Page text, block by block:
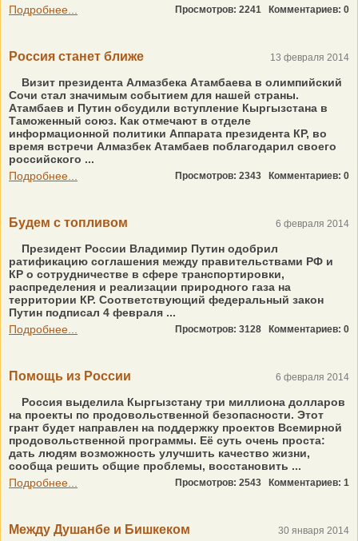
Подробнее...
Просмотров: 2241 Комментариев: 0
Россия станет ближе 13 февраля 2014
Визит президента Алмазбека Атамбаева в олимпийский
Сочи стал значимым событием для нашей страны.
Атамбаев и Путин обсудили вступление Кыргызстана в
Таможенный союз. Как отмечают в отделе
информационной политики Аппарата президента КР, во
время встречи Алмазбек Атамбаев поблагодарил своего
российского ...
Подробнее...
Просмотров: 2343 Комментариев: 0
Будем с топливом 6 февраля 2014
Президент России Владимир Путин одобрил
ратификацию соглашения между правительствами РФ и
КР о сотрудничестве в сфере транспортировки,
распределения и реализации природного газа на
территории КР. Соответствующий федеральный закон
Путин подписал 4 февраля ...
Подробнее...
Просмотров: 3128 Комментариев: 0
Помощь из России 6 февраля 2014
Россия выделила Кыргызстану три миллиона долларов
на проекты по продовольственной безопасности. Этот
грант будет направлен на поддержку проектов Всемирной
продовольственной программы. Её суть очень проста:
дать людям возможность улучшить качество жизни,
сообща решить общие проблемы, восстановить ...
Подробнее...
Просмотров: 2543 Комментариев: 1
Между Душанбе и Бишкеком 30 января 2014